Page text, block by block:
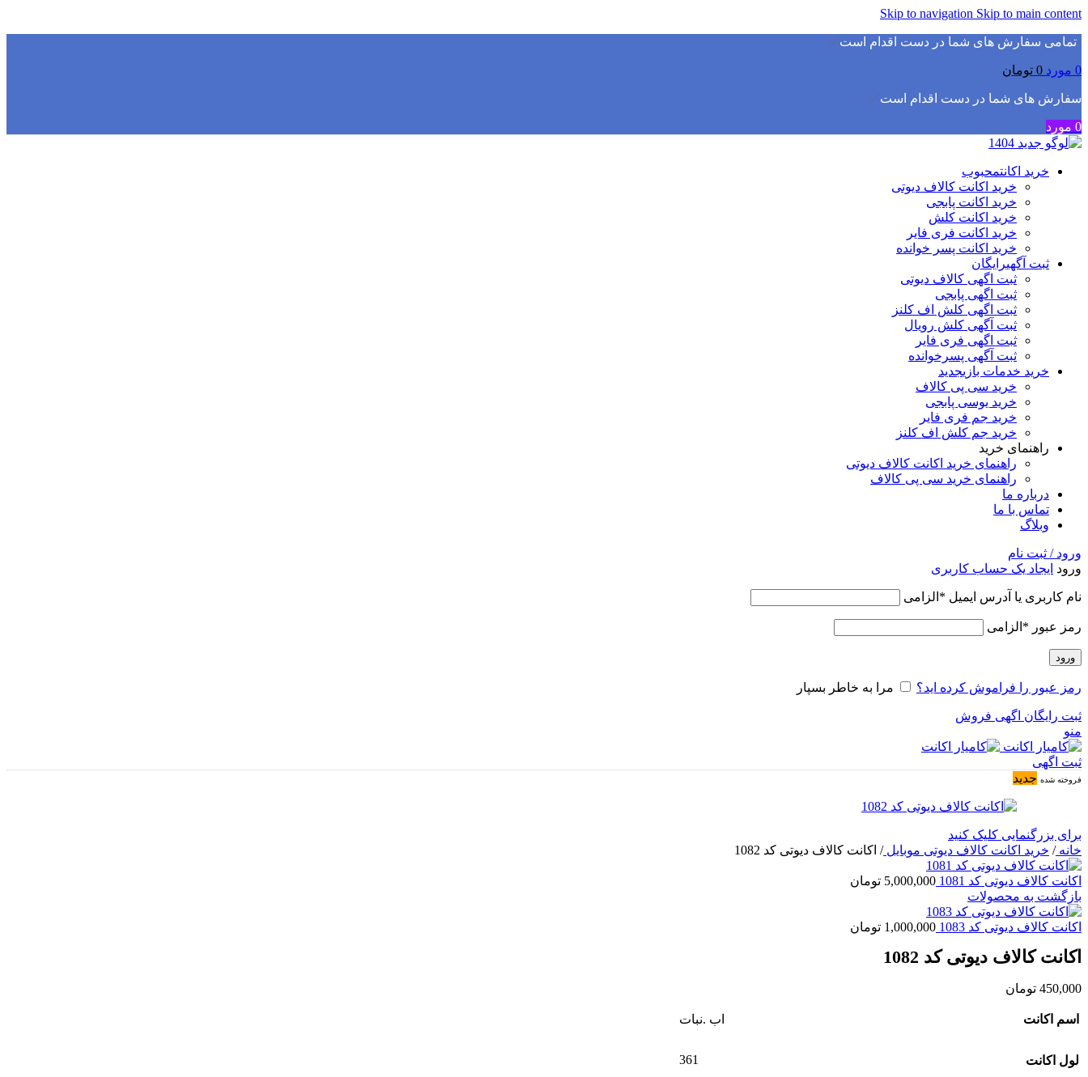
Skip to navigation Skip to main content
▫️تمامی سفارش های شما در دست اقدام است✅
0 مورد 0 تومان
سفارش های شما در دست اقدام است✅
0 مورد
خرید اکانتمحبوب
خرید اکانت کالاف دیوتی
خرید اکانت پابجی
خرید اکانت کلش
خرید اکانت فری فایر
خرید اکانت پسر خوانده
ثبت آگهیرایگان
ثبت اگهی کالاف دیوتی
ثبت اگهی پابجی
ثبت اگهی کلش اف کلنز
ثبت آگهی کلش رویال
ثبت اگهی فری فایر
ثبت آگهی پسرخوانده
خرید خدمات بازیجدید
خرید سی پی کالاف
خرید یوسی پابجی
خرید جم فری فایر
خرید جم کلش اف کلنز
راهنمای خرید
راهنمای خرید اکانت کالاف دیوتی
راهنمای خرید سی پی کالاف
درباره ما
تماس با ما
وبلاگ
ورود / ثبت نام
ورود ایجاد یک حساب کاربری
نام کاربری یا آدرس ایمیل * الزامی
رمز عبور * الزامی
ورود
رمز عبور را فراموش کرده اید؟ مرا به خاطر بسپار
ثبت رایگان اگهی فروش
منو
ثبت اگهی
فروخته شده جدید
برای بزرگنمایی کلیک کنید
خانه/ خرید اکانت کالاف دیوتی موبایل/ اکانت کالاف دیوتی کد 1082
اکانت کالاف دیوتی کد 1081 5,000,000 تومان
بازگشت به محصولات
اکانت کالاف دیوتی کد 1083 1,000,000 تومان
اکانت کالاف دیوتی کد 1082
450,000 تومان
اسم اکانت اب .نبات
لول اکانت 361